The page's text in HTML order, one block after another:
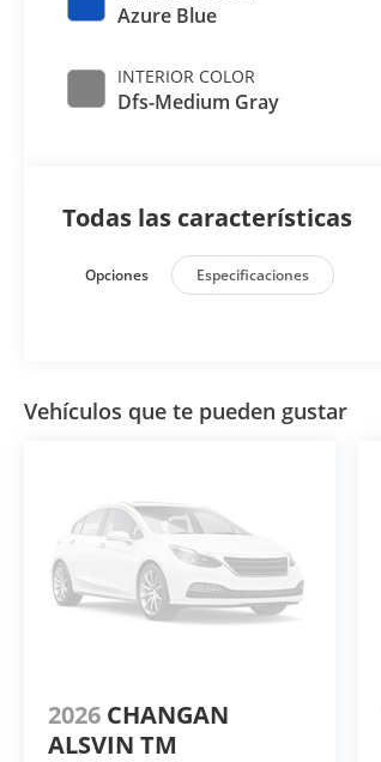
Azure Blue
INTERIOR COLOR
Dfs-Medium Gray
Todas las características
Opciones Especificaciones
Vehículos que te pueden gustar
2026 CHANGAN
ALSVIN TM